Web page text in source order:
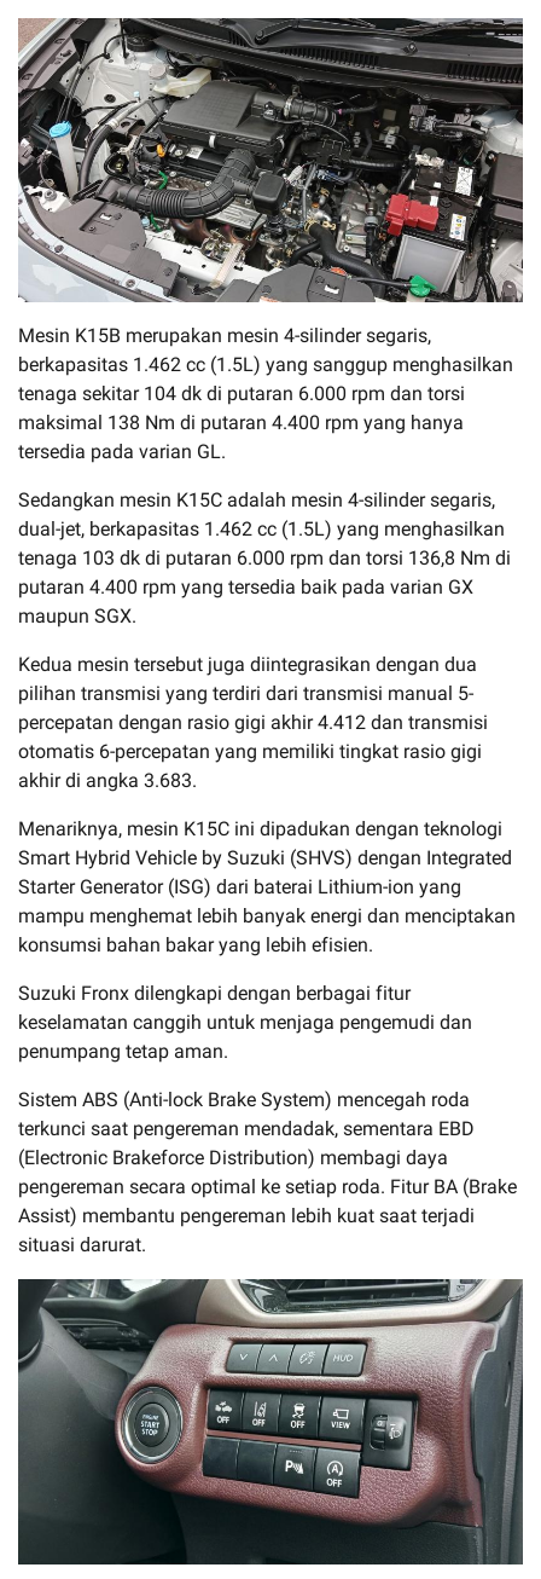
Mesin K15B merupakan mesin 4-silinder segaris,
berkapasitas 1.462 cc (1.5L) yang sanggup menghasilkan
tenaga sekitar 104 dk di putaran 6.000 rpm dan torsi
maksimal 138 Nm di putaran 4.400 rpm yang hanya
tersedia pada varian GL.
Sedangkan mesin K15C adalah mesin 4-silinder segaris,
dual-jet, berkapasitas 1.462 cc (1.5L) yang menghasilkan
tenaga 103 dk di putaran 6.000 rpm dan torsi 136,8 Nm di
putaran 4.400 rpm yang tersedia baik pada varian GX
maupun SGX.
Kedua mesin tersebut juga diintegrasikan dengan dua
pilihan transmisi yang terdiri dari transmisi manual 5-
percepatan dengan rasio gigi akhir 4.412 dan transmisi
otomatis 6-percepatan yang memiliki tingkat rasio gigi
akhir di angka 3.683.
Menariknya, mesin K15C ini dipadukan dengan teknologi
Smart Hybrid Vehicle by Suzuki (SHVS) dengan Integrated
Starter Generator (ISG) dari baterai Lithium-ion yang
mampu menghemat lebih banyak energi dan menciptakan
konsumsi bahan bakar yang lebih efisien.
Suzuki Fronx dilengkapi dengan berbagai fitur
keselamatan canggih untuk menjaga pengemudi dan
penumpang tetap aman.
Sistem ABS (Anti-lock Brake System) mencegah roda
terkunci saat pengereman mendadak, sementara EBD
(Electronic Brakeforce Distribution) membagi daya
pengereman secara optimal ke setiap roda. Fitur BA (Brake
Assist) membantu pengereman lebih kuat saat terjadi
situasi darurat.